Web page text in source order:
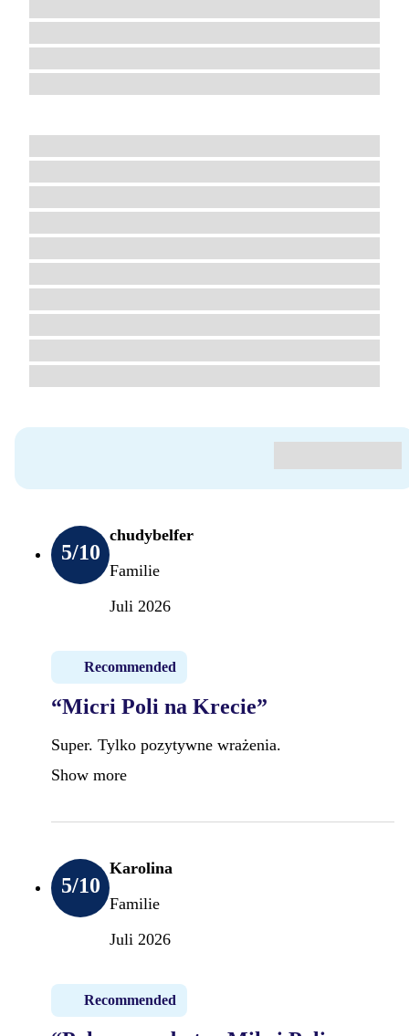
5/10
chudybelfer
Familie
Juli 2026
Recommended
“Micri Poli na Krecie”
Super. Tylko pozytywne wrażenia.
Show more
5/10
Karolina
Familie
Juli 2026
Recommended